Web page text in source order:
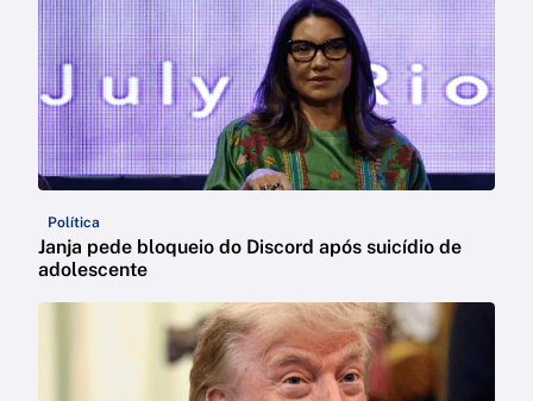
Política
Janja pede bloqueio do Discord após suicídio de
adolescente